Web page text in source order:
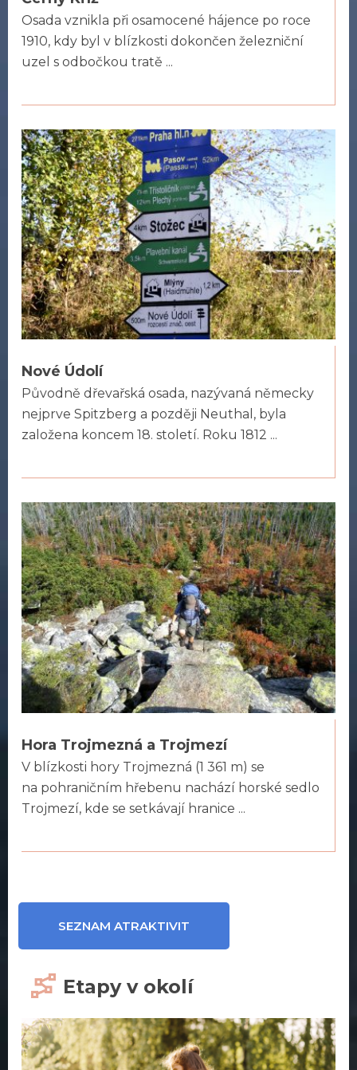
Osada vznikla při osamocené hájence po roce
1910, kdy byl v blízkosti dokončen železniční
uzel s odbočkou tratě ...
Nové Údolí
Původně dřevařská osada, nazývaná německy
nejprve Spitzberg a později Neuthal, byla
založena koncem 18. století. Roku 1812 ...
Hora Trojmezná a Trojmezí
V blízkosti hory Trojmezná (1 361 m) se
na pohraničním hřebenu nachází horské sedlo
Trojmezí, kde se setkávají hranice ...
SEZNAM ATRAKTIVIT
Etapy v okolí